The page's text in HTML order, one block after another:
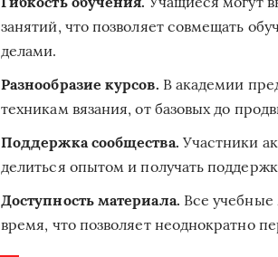
занятий, что позволяет совмещать
делами.
Разнообразие курсов. В академии
техникам вязания, от базовых до
Поддержка сообщества. Участники
делиться опытом и получать
Доступность материала. Все
время, что позволяет неоднократно